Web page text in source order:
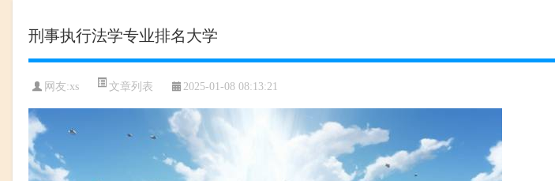
刑事执行法学专业排名大学
网友:xs 文章列表 2025-01-08 08:13:21